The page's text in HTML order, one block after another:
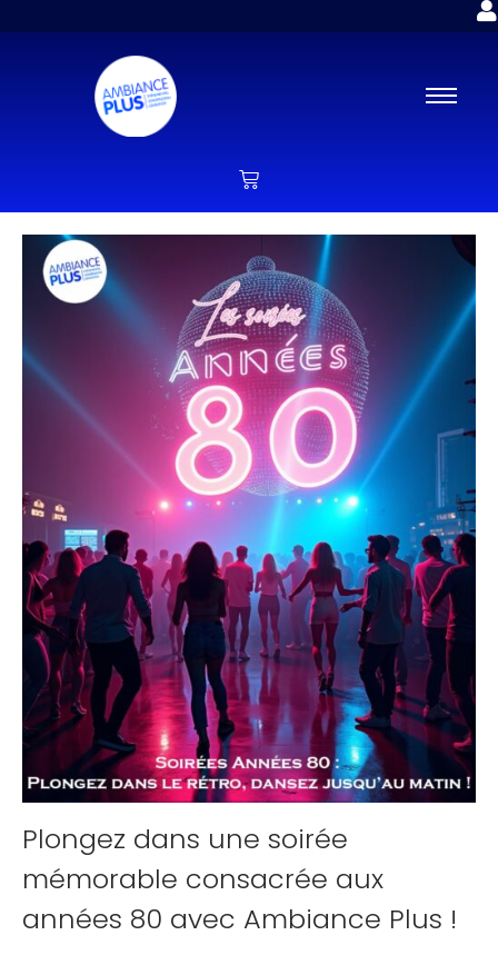
Plongez dans une soirée
mémorable consacrée aux
années 80 avec Ambiance Plus !